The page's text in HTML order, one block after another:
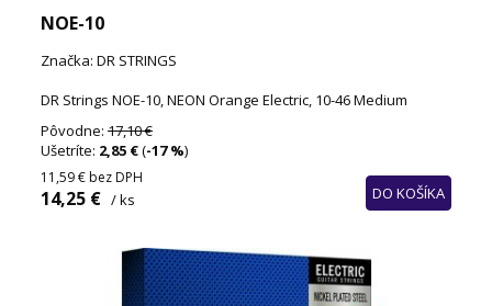
NOE-10
Značka: DR STRINGS
DR Strings NOE-10, NEON Orange Electric, 10-46 Medium
Pôvodne: 17,10 €
Ušetríte: 2,85 €(-17 %)
11,59 € bez DPH
14,25 € / ks DO KOŠÍKA